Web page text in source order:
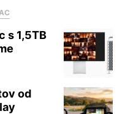
s 1,5TB
od